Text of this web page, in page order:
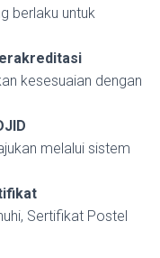
berlaku untuk
kesesuaian dengan
melalui sistem
Sertifikat Postel